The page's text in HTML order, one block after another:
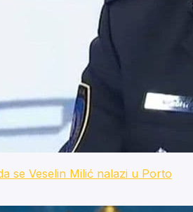
se Veselin Milić nalazi u Porto